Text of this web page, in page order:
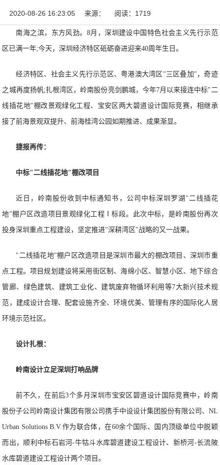
2020-08-26 16:23:05 来源： 阅读：1719
南海之滨，东方风劲。8月，深圳建设中国特色社会主义先行示范
区已满一年;今天，深圳经济特区砥砺奋进迎来40周年生日。
经济特区、社会主义先行示范区、粤港澳大湾区"三区叠加"，奇迹
之城再度扬帆;扎根湾区，岭南股份亮剑鹏城，今年7月以来接连中标"二
线插花地"棚改景观绿化工程、宝安区两大碧道设计国际竞赛，相继承
接了前海景观双提升、前海桂湾公园如期推进、成果渐显。
捷报再传：
中标"二线插花地"棚改项目
近日，岭南股份收到中标通知书，公司中标深圳罗湖"二线插花
地"棚户区改造项目景观绿化工程Ⅰ标段。此次中标，是岭南股份再次
投身深圳重点工程建设，坚定推进"深耕湾区"战略的又一战果。
"二线插花地"棚户区改造项目是深圳市最大的棚改项目、深圳市重
点工程。项目规划建设将采用街区制、海绵小区、智慧小区、地下综合
管廊、绿色建筑、建筑工业化、建筑废弃物循环利用等7大新兴技术规
范，建成设计合理、配套设施齐全、环境优美、管理有序的国际化人居
环境示范社区。
设计扎根：
岭南设计立足深圳打响品牌
前不久，在前后3个多月深圳市宝安区碧道设计国际竞赛中，岭南
股份子公司岭南设计集团有限公司携手中设设计集团股份有限公司、NL
Urban Solutions B.V.作为联合体，在60余个国际、国内顶级单位中脱颖
而出，顺利中标石岩河-牛牯斗水库碧道建设工程设计、新桥河-长流陂
水库碧道建设工程设计两个项目。